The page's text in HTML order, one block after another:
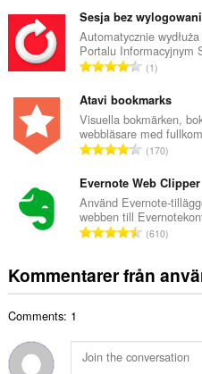
n
t
a
b
e
t
y
:
t
a
l
t
n
t
a
b
e
t
y
:
Sesja bez
Automatycznie
Portalu Informacyjnym
T
t
a
l
t
n
t
a
e
t
:
1
Atavi bookmarks
Visuella bokmärken,
webbläsare med
T
t
a
l
t
n
t
b
e
170
Evernote Web Clipper
Använd Evernote-
webben till
T
t
a
a
n
610
Kommentarer från
Comments: 1